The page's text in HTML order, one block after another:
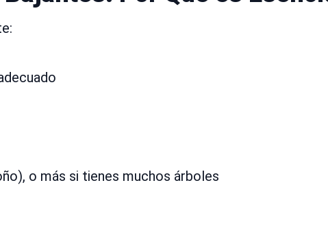
o más si tienes muchos árboles